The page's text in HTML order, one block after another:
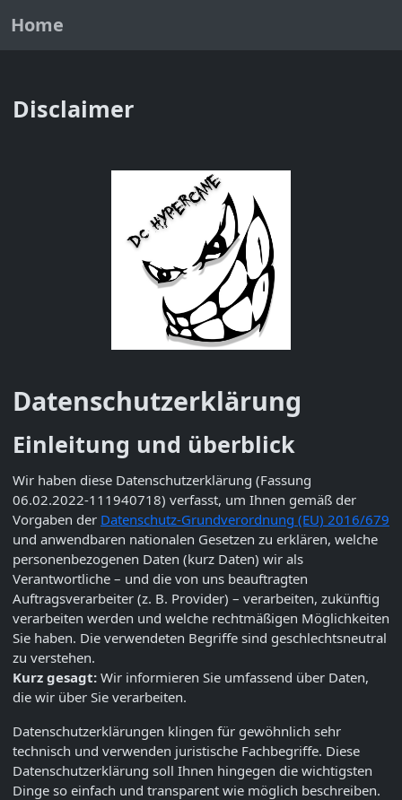
Home
Disclaimer
Datenschutzerklärung
Einleitung und überblick
Wir haben diese Datenschutzerklärung (Fassung
06.02.2022-111940718) verfasst, um Ihnen gemäß der
Vorgaben der Datenschutz-Grundverordnung (EU) 2016/679
und anwendbaren nationalen Gesetzen zu erklären, welche
personenbezogenen Daten (kurz Daten) wir als
Verantwortliche – und die von uns beauftragten
Auftragsverarbeiter (z. B. Provider) – verarbeiten, zukünftig
verarbeiten werden und welche rechtmäßigen Möglichkeiten
Sie haben. Die verwendeten Begriffe sind geschlechtsneutral
zu verstehen.
Kurz gesagt: Wir informieren Sie umfassend über Daten,
die wir über Sie verarbeiten.
Datenschutzerklärungen klingen für gewöhnlich sehr
technisch und verwenden juristische Fachbegriffe. Diese
Datenschutzerklärung soll Ihnen hingegen die wichtigsten
Dinge so einfach und transparent wie möglich beschreiben.